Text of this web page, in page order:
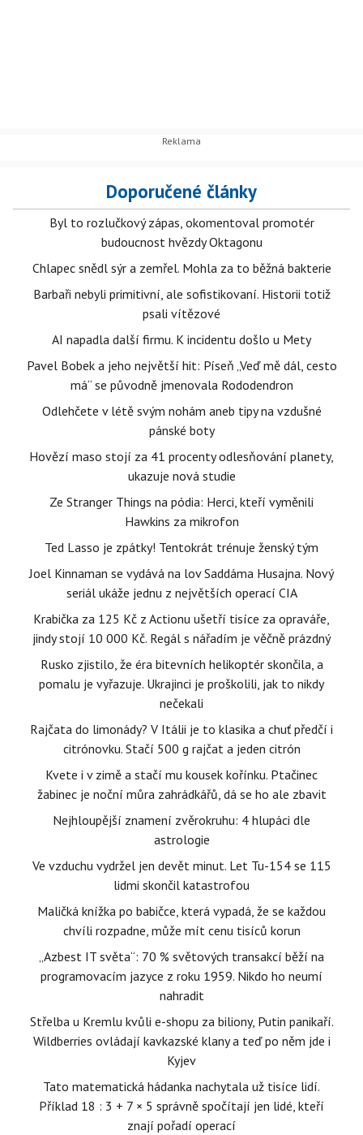
Doporučené články
Byl to rozlučkový zápas, okomentoval promotér
budoucnost hvězdy Oktagonu
Chlapec snědl sýr a zemřel. Mohla za to běžná bakterie
Barbaři nebyli primitivní, ale sofistikovaní. Historii totiž
psali vítězové
AI napadla další firmu. K incidentu došlo u Mety
Pavel Bobek a jeho největší hit: Píseň „Veď mě dál, cesto
má“ se původně jmenovala Rododendron
Odlehčete v létě svým nohám aneb tipy na vzdušné
pánské boty
Hovězí maso stojí za 41 procenty odlesňování planety,
ukazuje nová studie
Ze Stranger Things na pódia: Herci, kteří vyměnili
Hawkins za mikrofon
Ted Lasso je zpátky! Tentokrát trénuje ženský tým
Joel Kinnaman se vydává na lov Saddáma Husajna. Nový
seriál ukáže jednu z největších operací CIA
Krabička za 125 Kč z Actionu ušetří tisíce za opraváře,
jindy stojí 10 000 Kč. Regál s nářadím je věčně prázdný
Rusko zjistilo, že éra bitevních helikoptér skončila, a
pomalu je vyřazuje. Ukrajinci je proškolili, jak to nikdy
nečekali
Rajčata do limonády? V Itálii je to klasika a chuť předčí i
citrónovku. Stačí 500 g rajčat a jeden citrón
Kvete i v zimě a stačí mu kousek kořínku. Ptačinec
žabinec je noční můra zahrádkářů, dá se ho ale zbavit
Nejhloupější znamení zvěrokruhu: 4 hlupáci dle
astrologie
Ve vzduchu vydržel jen devět minut. Let Tu-154 se 115
lidmi skončil katastrofou
Maličká knížka po babičce, která vypadá, že se každou
chvíli rozpadne, může mít cenu tisíců korun
„Azbest IT světa“: 70 % světových transakcí běží na
programovacím jazyce z roku 1959. Nikdo ho neumí
nahradit
Střelba u Kremlu kvůli e-shopu za biliony, Putin panikaří.
Wildberries ovládají kavkazské klany a teď po něm jde i
Kyjev
Tato matematická hádanka nachytala už tisíce lidí.
Příklad 18 : 3 + 7 × 5 správně spočítají jen lidé, kteří
znají pořadí operací